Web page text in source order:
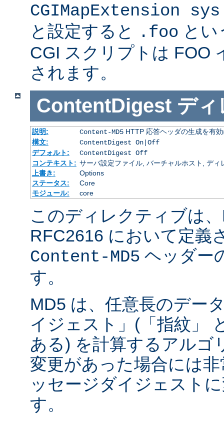
CGIMapExtension
と設定すると
.foo と
CGI スクリプトは FOO
されます。
ContentDigest ディ
説明: Content-MD5HTTP 応答ヘッダの生成を有
構文:
ContentDigest On|Off
デフォルト:
ContentDigest Off
コンテキスト: サーバ設定ファイル, バーチャルホスト, ディ
上書き:
Options
ステータス:
Core
モジュール:
core
このディレクティブは
RFC2616 において定義
Content-MD5 ヘッダー
す。
MD5 は、任意長のデー
イジェスト」(「指紋」
ある) を計算するアルゴ
変更があった場合には
ッセージダイジェスト
す。